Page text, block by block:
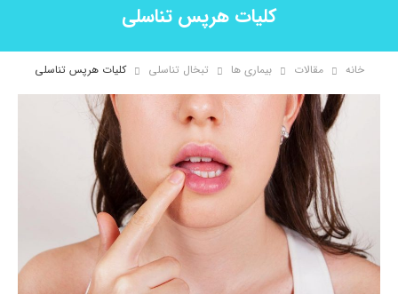
کلیات هرپس تناسلی
خانه مقالات بیماری ها تبخال تناسلی کلیات هرپس تناسلی